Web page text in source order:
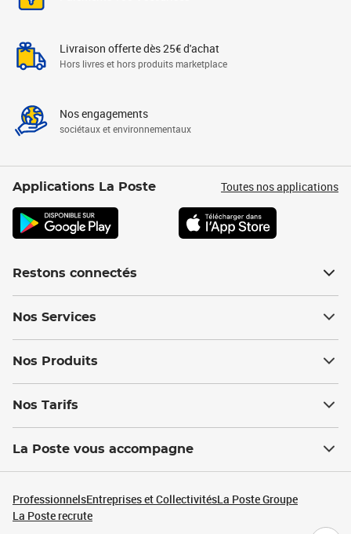
Livraison offerte dès 25€ d'achat
Hors livres et hors produits marketplace
Nos engagements
sociétaux et environnementaux
Applications La Poste Toutes nos applications
Restons connectés
Nos Services
Nos Produits
Nos Tarifs
La Poste vous accompagne
ProfessionnelsEntreprises et CollectivitésLa Poste Groupe
La Poste recrute